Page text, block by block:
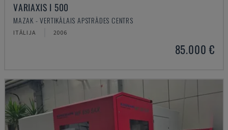
VARIAXIS I 500
MAZAK - VERTIKĀLAIS APSTRĀDES CENTRS
ITĀLIJA 2006
85.000 €